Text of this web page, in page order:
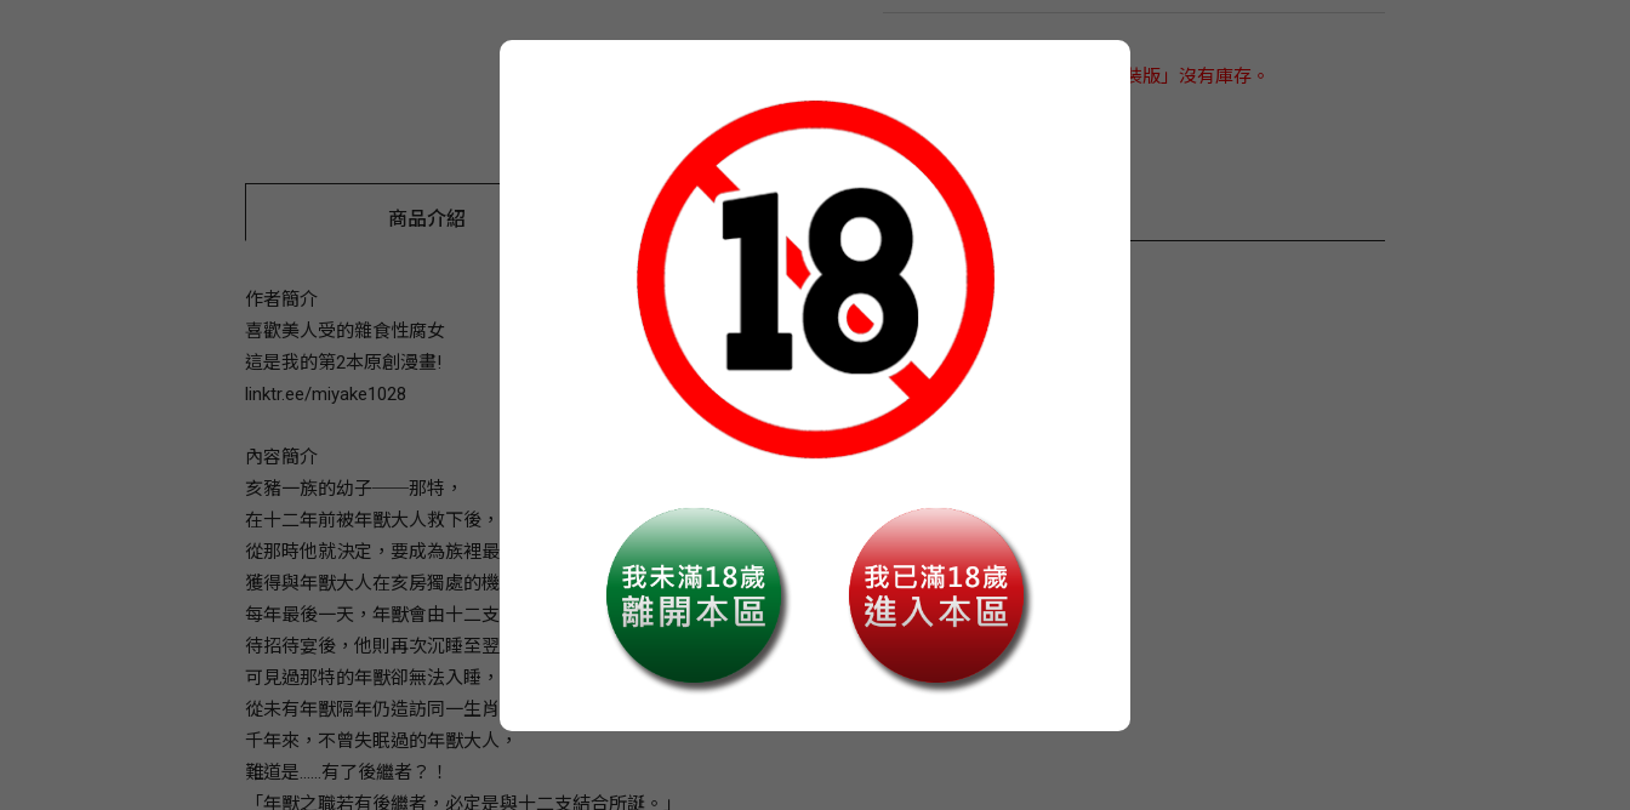
「【中文】美人年獸到我家 特裝版」沒有庫存。
商品介紹
作者簡介
喜歡美人受的雜食性腐女
這是我的第2本原創漫畫!
linktr.ee/miyake1028
內容簡介
亥豬一族的幼子──那特，
在十二年前被年獸大人救下後，便對其一見鍾情。
從那時他就決定，要成為族裡最強的勇士「吉亞努」，
獲得與年獸大人在亥房獨處的機會！
每年最後一天，年獸會由十二支部族輪流招待，
待招待宴後，他則再次沉睡至翌年年末。
可見過那特的年獸卻無法入睡，甚至選擇重訪亥豬一族。
從未有年獸隔年仍造訪同一生肖部族的先例，
千年來，不曾失眠過的年獸大人，
難道是……有了後繼者？！
「年獸之職若有後繼者，必定是與十二支結合所誕。」